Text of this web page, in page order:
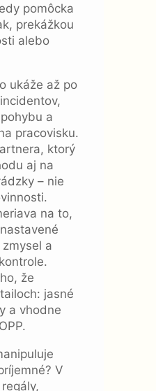
pomôcka
prekážkou
alebo
ukáže až po
a
pracovisku.
ktorý
aj na
– nie
na to,
a
že
jasné
a vhodne
V